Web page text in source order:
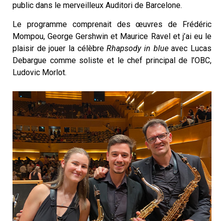
public dans le merveilleux Auditori de Barcelone.
Le programme comprenait des œuvres de Frédéric
Mompou, George Gershwin et Maurice Ravel et j’ai eu le
plaisir de jouer la célèbreRhapsody in blueavec Lucas
Debargue comme soliste et le chef principal de l’OBC,
Ludovic Morlot.